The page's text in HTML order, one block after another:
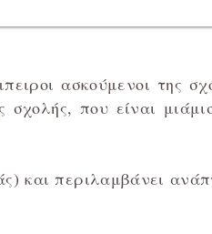
ασκούμενοι της
σχολής, που είναι
και περιλαμβάνει